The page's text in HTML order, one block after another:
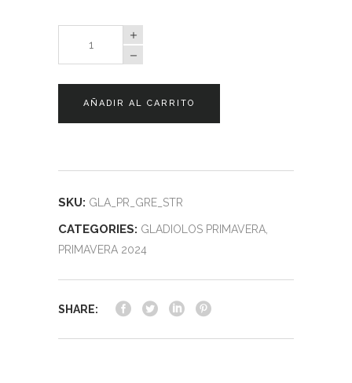
AÑADIR AL CARRITO
SKU: GLA_PR_GRE_STR
CATEGORIES: GLADIOLOS PRIMAVERA
PRIMAVERA 2024
SHARE: